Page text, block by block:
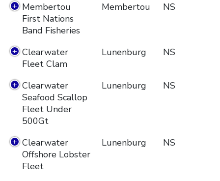
Membertou
First Nations
Band Fisheries
Membertou NS
Clearwater
Fleet Clam
Lunenburg NS
Clearwater
Seafood Scallop
Fleet Under
500Gt
Lunenburg NS
Clearwater
Offshore Lobster
Fleet
Lunenburg NS